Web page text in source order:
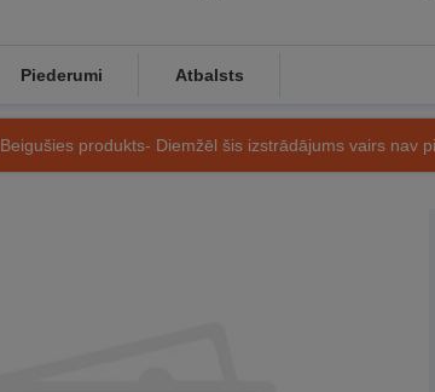
Piederumi Atbalsts
Beigušies produkts- Diemžēl šis izstrādājums vairs nav